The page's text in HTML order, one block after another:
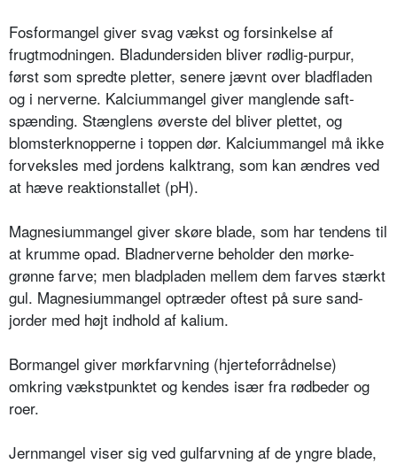
Fosformangel giver svag vækst og for­sinkelse af
frugtmodningen. Bladun­dersiden bliver rødlig-purpur,
først som spredte pletter, senere jævnt over bladfladen
og i nerverne. Kalciummangel giver manglende saft­
spænding. Stænglens øverste del bliver plettet, og
blomsterknopperne i top­pen dør. Kalciummangel må ikke
for­veksles med jordens kalktrang, som kan ændres ved
at hæve reaktionstallet (pH).
Magnesiummangel giver skøre blade, som har tendens til
at krumme opad. Bladnerverne beholder den mørke­
grønne farve; men bladpladen mellem dem farves stærkt
gul. Magnesium­mangel optræder oftest på sure sand­
jorder med højt indhold af kalium.
Bormangel giver mørkfarvning (hjer­teforrådnelse)
omkring vækstpunktet og kendes især fra rødbeder og
roer.
Jernmangel viser sig ved gulfarvning af de yngre blade,